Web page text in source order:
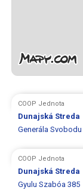
COOP Jednota
Dunajská Streda
Generála Svobodu
COOP Jednota
Dunajská Streda
Gyulu Szabóa 385